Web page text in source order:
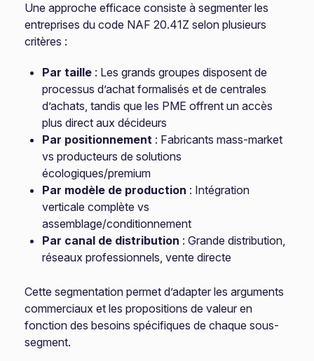
Une approche efficace consiste à segmenter les
entreprises du code NAF 20.41Z selon plusieurs
critères :
Par taille : Les grands groupes disposent de
processus d’achat formalisés et de centrales
d’achats, tandis que les PME offrent un accès
plus direct aux décideurs
Par positionnement : Fabricants mass-market
vs producteurs de solutions
écologiques/premium
Par modèle de production : Intégration
verticale complète vs
assemblage/conditionnement
Par canal de distribution : Grande distribution,
réseaux professionnels, vente directe
Cette segmentation permet d’adapter les arguments
commerciaux et les propositions de valeur en
fonction des besoins spécifiques de chaque sous-
segment.